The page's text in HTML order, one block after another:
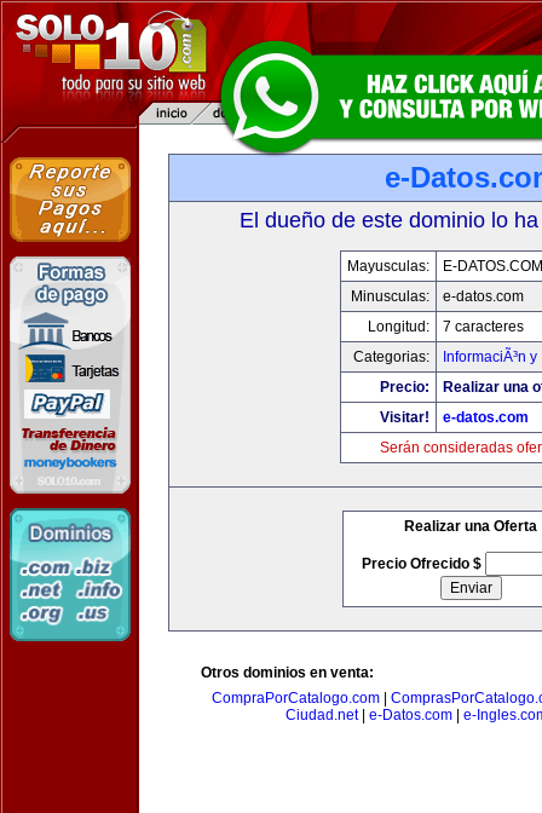
e-
El dueño de este dominio lo
Mayusculas:
E-DATOS.COM
Minusculas:
e-datos.com
Longitud:
7 caracteres
Categorias:
InformaciÃ³n
Precio:
Realizar una
Visitar!
e-datos.com
Serán consideradas
Realizar una Oferta
Precio Ofrecido $
Otros dominios en venta:
CompraPorCatalogo.com|
Ciudad.net| e-Datos.com e-